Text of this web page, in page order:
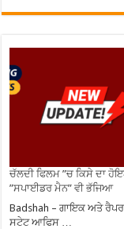
ਚੱਲਦੀ ਫਿਲਮ ”ਚ ਕਿਸੇ ਦਾ
”ਸਪਾਈਡਰ ਮੈਨ” ਵੀ ਭੱਜਿਆ
Badshah – ਗਾਇਕ ਅਤੇ ਰੈਪਰ
ਸਟੇਟ ਆਫਿਸ …